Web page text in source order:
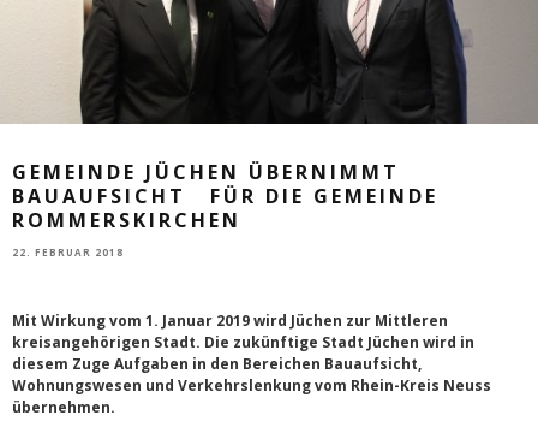
GEMEINDE JÜCHEN ÜBERNIMMT
BAUAUFSICHT FÜR DIE GEMEINDE
ROMMERSKIRCHEN
22. FEBRUAR 2018
Mit Wirkung vom 1. Januar 2019 wird Jüchen zur Mittleren
kreisangehörigen Stadt. Die zukünftige Stadt Jüchen wird in
diesem Zuge Aufgaben in den Bereichen Bauaufsicht,
Wohnungswesen und Verkehrslenkung vom Rhein-Kreis Neuss
übernehmen.